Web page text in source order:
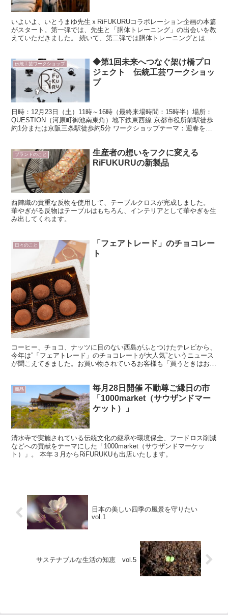
いよいよ、いとうまゆ先生ｘRiFUKURUコラボレーション企画の本篇
がスタート。第一弾では、先生と「胴体トレーニング」の出会いを教
えていただきました。 続いて、第二弾では胴体トレーニングとは？
伝統工芸ワークショップ
◆第1回未来へつなぐ架け橋プロ
ジェクト 伝統工芸ワークショッ
プ
日時：12月23日（土）11時～16時（最終来場時間：15時半）場所：
QUESTION（河原町御池南東角）地下鉄東西線 京都市役所前駅徒歩
約1分または京阪三条駅徒歩約5分 ワークショップテーマ：迎春をテ
ブランドのこと
生産者の想いをフクに変える
RiFUKURUの新製品
西陣織の貴重な反物を使用して、テーブルクロスが完成しました。
華やぎがる反物はテーブルはもちろん、インテリアとして華やぎを生
み出してくれます。
日々のこと
「フェアトレード」のチョコレー
ト
コーヒー、チョコ、ナッツに目のない西島がふとつけたテレビから、
今年は”「フェアトレード」のチョコレートが大人気”というニュース
が聞こえてきました。お買い物されているお客様も「買うときはおい
商品
毎月28日開催 不動尊ご縁日の市
「1000market（サウザンドマー
ケット）」
清水寺で実施されている伝統文化の継承や環境保全、フードロス削減
などへの貢献をテーマにした「1000market（サウザンドマーケッ
ト）」。 本年３月からRiFURUKUも出店いたします。
日本の美しい四季の風景を守りたい
vol.1
サステナブルな生活の知恵 vol.5